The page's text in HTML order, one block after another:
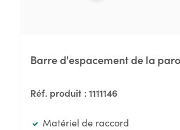
Barre d'espacement de la
Réf. produit :1111146
Matériel de raccord